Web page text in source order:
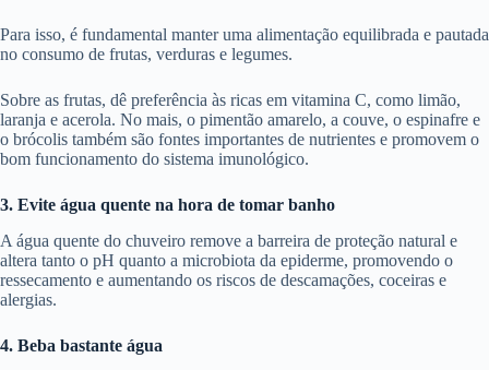
Para isso, é fundamental manter uma alimentação equilibrada e pautada
no consumo de frutas, verduras e legumes.
Sobre as frutas, dê preferência às ricas em vitamina C, como limão,
laranja e acerola. No mais, o pimentão amarelo, a couve, o espinafre e
o brócolis também são fontes importantes de nutrientes e promovem o
bom funcionamento do sistema imunológico.
3. Evite água quente na hora de tomar banho
A água quente do chuveiro remove a barreira de proteção natural e
altera tanto o pH quanto a microbiota da epiderme, promovendo o
ressecamento e aumentando os riscos de descamações, coceiras e
alergias.
4. Beba bastante água